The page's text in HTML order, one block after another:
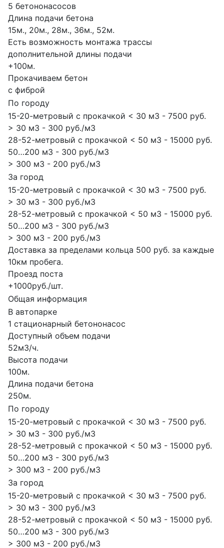
5 бетононасосов
Длина подачи бетона
15м., 20м., 28м., 36м., 52м.
Есть возможность монтажа трассы
дополнительной длины подачи
+100м.
Прокачиваем бетон
с фиброй
По городу
15-20-метровый с прокачкой < 30 м3 - 7500 руб.
> 30 м3 - 300 руб./м3
28-52-метровый с прокачкой < 50 м3 - 15000 руб.
50…200 м3 - 300 руб./м3
> 300 м3 - 200 руб./м3
За город
15-20-метровый с прокачкой < 30 м3 - 7500 руб.
> 30 м3 - 300 руб./м3
28-52-метровый с прокачкой < 50 м3 - 15000 руб.
50…200 м3 - 300 руб./м3
> 300 м3 - 200 руб./м3
Доставка за пределами кольца 500 руб. за каждые
10км пробега.
Проезд поста
+1000руб./шт.
Общая информация
В автопарке
1 стационарный бетононасос
Доступный объем подачи
52м3/ч.
Высота подачи
100м.
Длина подачи бетона
250м.
По городу
15-20-метровый с прокачкой < 30 м3 - 7500 руб.
> 30 м3 - 300 руб./м3
28-52-метровый с прокачкой < 50 м3 - 15000 руб.
50…200 м3 - 300 руб./м3
> 300 м3 - 200 руб./м3
За город
15-20-метровый с прокачкой < 30 м3 - 7500 руб.
> 30 м3 - 300 руб./м3
28-52-метровый с прокачкой < 50 м3 - 15000 руб.
50…200 м3 - 300 руб./м3
> 300 м3 - 200 руб./м3